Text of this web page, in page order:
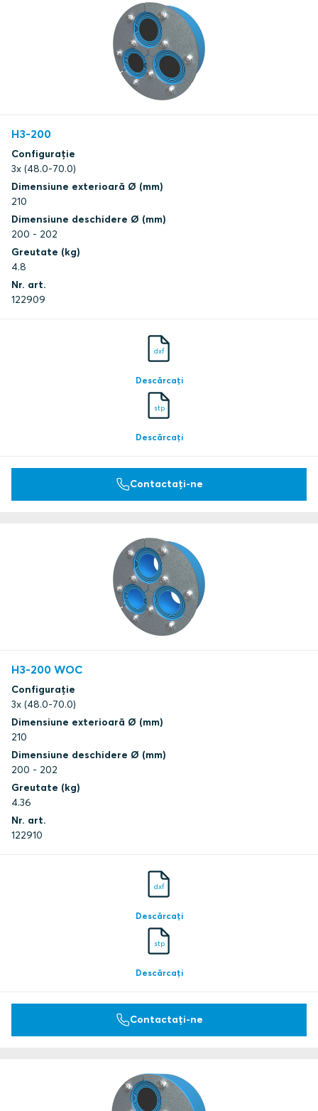
H3-200
Configurație
3x (48.0-70.0)
Dimensiune exterioară Ø (mm)
210
Dimensiune deschidere Ø (mm)
200 - 202
Greutate (kg)
4.8
Nr. art.
122909
dxf
Descărcați
stp
Descărcați
Contactați-ne
H3-200 WOC
Configurație
3x (48.0-70.0)
Dimensiune exterioară Ø (mm)
210
Dimensiune deschidere Ø (mm)
200 - 202
Greutate (kg)
4.36
Nr. art.
122910
dxf
Descărcați
stp
Descărcați
Contactați-ne